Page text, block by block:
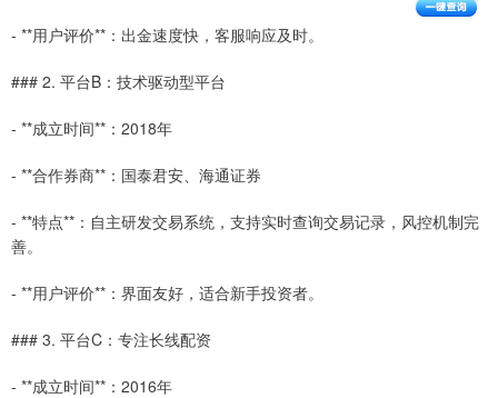
- **用户评价**：出金速度快，客服响应及时。
### 2. 平台B：技术驱动型平台
- **成立时间**：2018年
- **合作券商**：国泰君安、海通证券
- **特点**：自主研发交易系统，支持实时查询交易记录，风控机制完
善。
- **用户评价**：界面友好，适合新手投资者。
### 3. 平台C：专注长线配资
- **成立时间**：2016年